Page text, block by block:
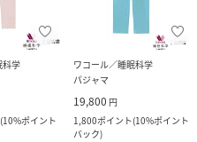
科学
(10%ポイント
ワコール／睡眠科学
パジャマ
19,800 円
1,800ポイント(10%ポイント
バック)